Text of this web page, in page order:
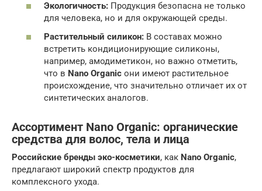
Экологичность: Продукция безопасна не только
для человека, но и для окружающей среды.
Растительный силикон: В составах можно
встретить кондиционирующие силиконы,
например, амодиметикон, но важно отметить,
что в Nano Organic они имеют растительное
происхождение, что значительно отличает их от
синтетических аналогов.
Ассортимент Nano Organic: органические
средства для волос, тела и лица
Российские бренды эко-косметики, как Nano Organic,
предлагают широкий спектр продуктов для
комплексного ухода.